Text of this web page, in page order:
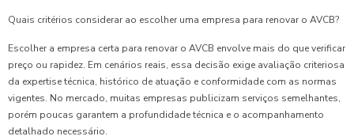
Quais critérios considerar ao escolher uma empresa para renovar o AVCB?
Escolher a empresa certa para renovar o AVCB envolve mais do que verificar
preço ou rapidez. Em cenários reais, essa decisão exige avaliação criteriosa
da expertise técnica, histórico de atuação e conformidade com as normas
vigentes. No mercado, muitas empresas publicizam serviços semelhantes,
porém poucas garantem a profundidade técnica e o acompanhamento
detalhado necessário.